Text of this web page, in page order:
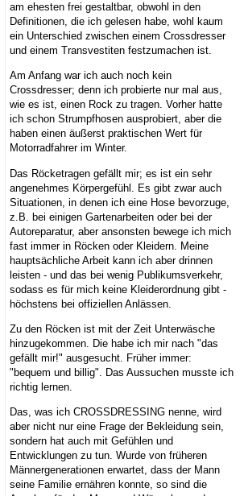
am ehesten frei gestaltbar, obwohl in den
Definitionen, die ich gelesen habe, wohl kaum
ein Unterschied zwischen einem Crossdresser
und einem Transvestiten festzumachen ist.
Am Anfang war ich auch noch kein
Crossdresser; denn ich probierte nur mal aus,
wie es ist, einen Rock zu tragen. Vorher hatte
ich schon Strumpfhosen ausprobiert, aber die
haben einen äußerst praktischen Wert für
Motorradfahrer im Winter.
Das Röcketragen gefällt mir; es ist ein sehr
angenehmes Körpergefühl. Es gibt zwar auch
Situationen, in denen ich eine Hose bevorzuge,
z.B. bei einigen Gartenarbeiten oder bei der
Autoreparatur, aber ansonsten bewege ich mich
fast immer in Röcken oder Kleidern. Meine
hauptsächliche Arbeit kann ich aber drinnen
leisten - und das bei wenig Publikumsverkehr,
sodass es für mich keine Kleiderordnung gibt -
höchstens bei offiziellen Anlässen.
Zu den Röcken ist mit der Zeit Unterwäsche
hinzugekommen. Die habe ich mir nach "das
gefällt mir!" ausgesucht. Früher immer:
"bequem und billig". Das Aussuchen musste ich
richtig lernen.
Das, was ich CROSSDRESSING nenne, wird
aber nicht nur eine Frage der Bekleidung sein,
sondern hat auch mit Gefühlen und
Entwicklungen zu tun. Wurde von früheren
Männergenerationen erwartet, dass der Mann
seine Familie ernähren konnte, so sind die